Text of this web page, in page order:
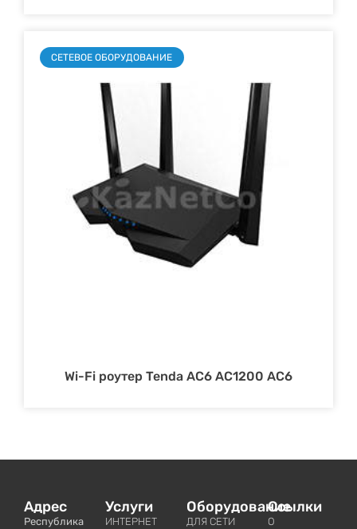
СЕТЕВОЕ ОБОРУДОВАНИЕ
Wi-Fi роутер Tenda AC6 AC1200 АС6
Адрес
Республика
Услуги
ИНТЕРНЕТ
Оборудование
ДЛЯ СЕТИ
Ссылки
О